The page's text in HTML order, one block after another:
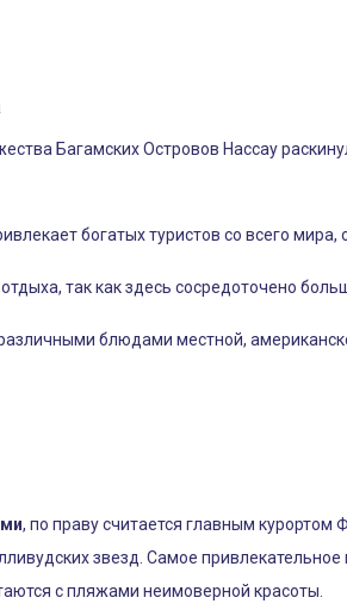
Багамских Островов Нассау
богатых туристов со всего
так как здесь сосредоточено
блюдами местной,
, по праву считается главным
звезд. Самое
с пляжами неимоверной красоты.